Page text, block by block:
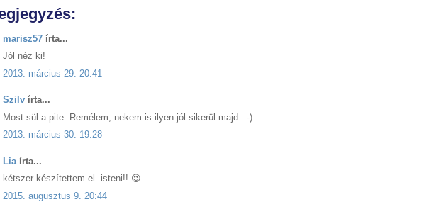
marisz57 írta...
Jól néz ki!
2013. március 29. 20:41
Szilv írta...
Most sül a pite. Remélem, nekem is ilyen jól sikerül majd. :-)
2013. március 30. 19:28
Lia írta...
kétszer készítettem el. isteni!! 😍
2015. augusztus 9. 20:44